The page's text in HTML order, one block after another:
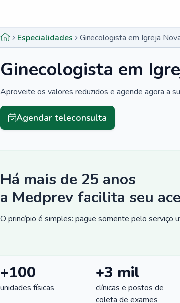
Especialidades Ginecologista em Igreja
Ginecologista em
Aproveite os valores reduzidos e agende agora a
Agendar teleconsulta
Há mais de 25 anos
a Medprev facilita seu
O princípio é simples: pague somente pelo serviço
+100
unidades físicas
+3 mil
clínicas e postos de
coleta de exames